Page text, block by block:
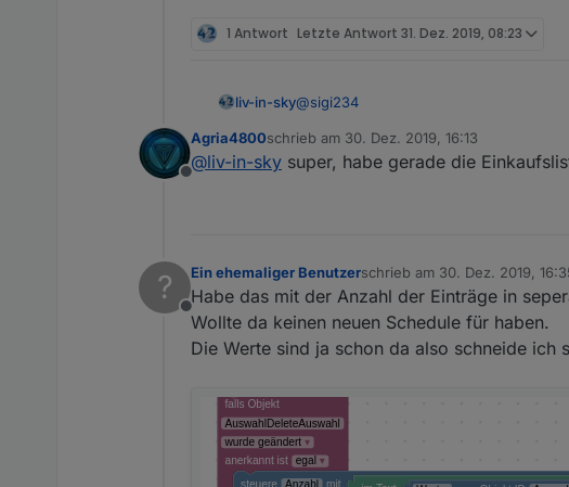
1 Antwort Letzte Antwort 31. Dez. 2019, 08:23
liv-in-sky@sigi234
die angabe wird jetzt gelöscht nach
verändert
Offline
Agria4800schrieb am 30. Dez. 2019, 16:13
zuletzt editiert von
@liv-in-sky super, habe gerade die
?
Offline
Ein ehemaliger Benutzerschrieb am 30. Dez. 2019,
zuletzt editiert von
Habe das mit der Anzahl der Einträge in
Wollte da keinen neuen Schedule für haben.
Die Werte sind ja schon da also schneide ich